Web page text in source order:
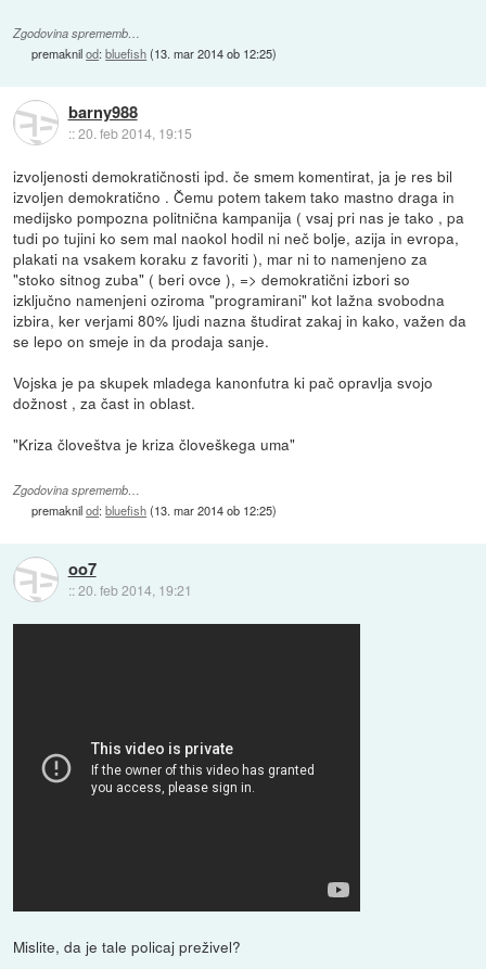
Zgodovina sprememb…
premaknilod:bluefish(13. mar 2014 ob 12:25)
barny988
::20. feb 2014, 19:15
izvoljenosti demokratičnosti ipd. če smem komentirat, ja je res bil
izvoljen demokratično . Čemu potem takem tako mastno draga in
medijsko pompozna politnična kampanija ( vsaj pri nas je tako , pa
tudi po tujini ko sem mal naokol hodil ni neč bolje, azija in evropa,
plakati na vsakem koraku z favoriti ), mar ni to namenjeno za
"stoko sitnog zuba" ( beri ovce ), => demokratični izbori so
izključno namenjeni oziroma "programirani" kot lažna svobodna
izbira, ker verjami 80% ljudi nazna študirat zakaj in kako, važen da
se lepo on smeje in da prodaja sanje.
Vojska je pa skupek mladega kanonfutra ki pač opravlja svojo
dožnost , za čast in oblast.
"Kriza človeštva je kriza človeškega uma"
Zgodovina sprememb…
premaknilod:bluefish(13. mar 2014 ob 12:25)
oo7
::20. feb 2014, 19:21
Mislite, da je tale policaj preživel?